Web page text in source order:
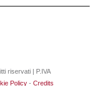
riservati | P.IVA
Policy- Credits